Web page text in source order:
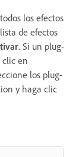
los efectos
de efectos
. Si un plug-
clic en
los plug-
y haga clic